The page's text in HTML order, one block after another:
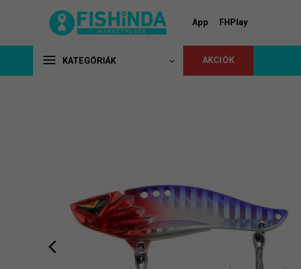
App FHPlay
KATEGÓRIÁK AKCIÓK